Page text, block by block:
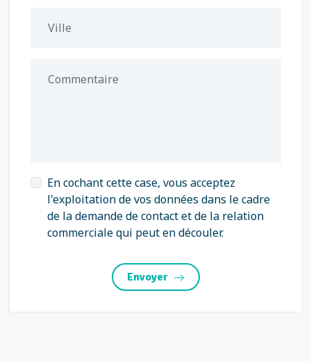
Ville
Commentaire
En cochant cette case, vous acceptez
l'exploitation de vos données dans le cadre
de la demande de contact et de la relation
commerciale qui peut en découler.
Envoyer